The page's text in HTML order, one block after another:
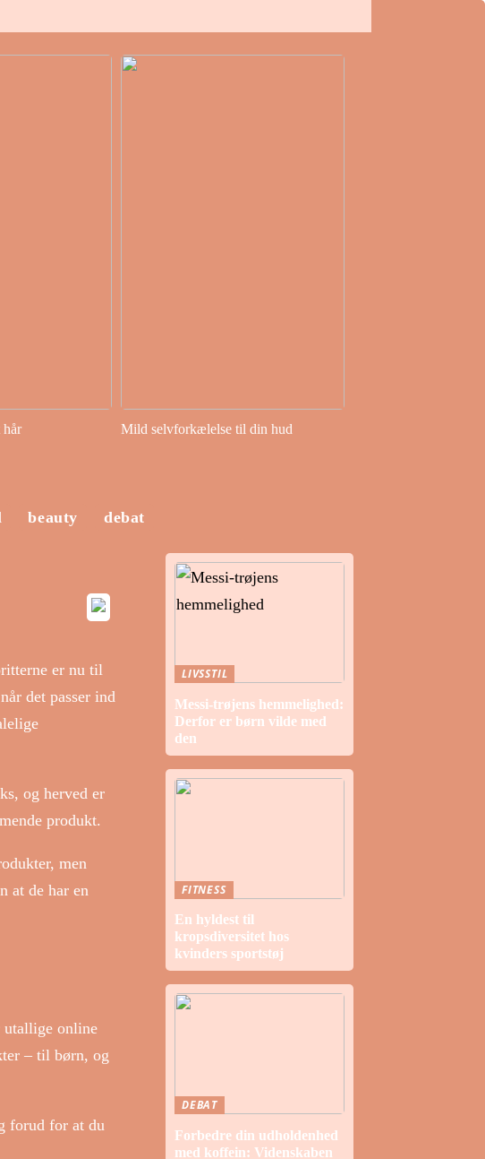
hår Mild selvforkælelse til din hud
beauty debat
er nu til
det passer ind
og herved er
produkt.
men
at de har en
utallige online
– til børn, og
forud for at du
LIVSSTIL
Messi-trøjens hemmelighed:
Derfor er børn vilde med
den
FITNESS
En hyldest til
kropsdiversitet hos
kvinders sportstøj
DEBAT
Forbedre din udholdenhed
med koffein: Videnskaben